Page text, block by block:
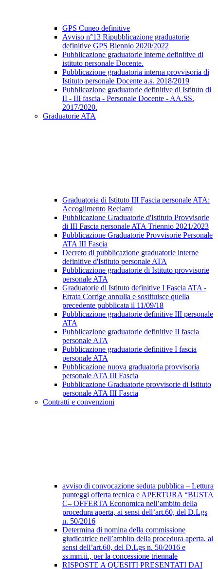
GPS Cuneo definitive
Avviso n°13 Ripubblicazione graduatorie
definitive GPS Biennio 2020/2022
Pubblicazione graduatorie interne definitive di
istituto personale Docente.
Pubblicazione graduatoria interna provvisoria di
Istituto personale Docente a.s. 2018/2019
Pubblicazione graduatorie definitive di Istituto di
II - III fascia - Personale Docente - AA.SS.
2017/2020.
Graduatorie ATA
Graduatoria di Istituto III Fascia personale ATA:
Accoglimento Reclami
Pubblicazione Graduatorie d'Istituto Provvisorie
di III Fascia personale ATA Triennio 2021/2023
Pubblicazione Graduatorie Provvisorie Personale
ATA III Fascia
Decreto di pubblicazione graduatorie interne
definitive d'Istituto personale ATA
Pubblicazione graduatorie di Istituto provvisorie
personale ATA
Graduatorie di Istituto definitive I Fascia ATA -
Errata Corrige annulla e sostituisce quella
precedente pubblicata il 11/09/18
Pubblicazione graduatorie definitive III personale
ATA
Pubblicazione graduatorie definitive II fascia
personale ATA
Pubblicazione graduatorie definitive I fascia
personale ATA
Pubblicazione nuova graduatoria provvisoria
personale ATA III Fascia
Pubblicazione Graduatorie provvisorie di Istituto
personale ATA III Fascia
Contratti e convenzioni
avviso di convocazione seduta pubblica – Lettura
punteggi offerta tecnica e APERTURA “BUSTA
C– OFFERTA Economica nell’ambito della
procedura aperta, ai sensi dell’art.60, del D.Lgs
n. 50/2016
Determina di nomina della commissione
giudicatrice nell’ambito della procedura aperta, ai
sensi dell’art.60, del D.Lgs n. 50/2016 e
ss.mm.ii., per la concessione triennale
RISPOSTE A QUESITI PRESENTATI DAI